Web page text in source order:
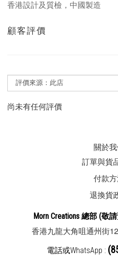
香港設計及質檢，中國製造
顧客評價
尚未有任何評價
關於
訂單與貨
付款
退換貨
Morn Creations 總部 (敬
香港九龍大角咀通州街
電話或WhatsApp :